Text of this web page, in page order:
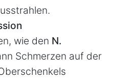
wie den N.
Schmerzen auf der